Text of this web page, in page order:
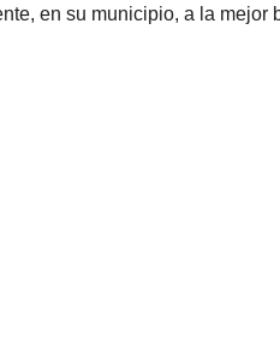
en su municipio, a la mejor